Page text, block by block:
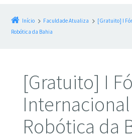
Início Faculdade Atualiza
[Gratuito] I
Robótica da Bahia
[Gratuito] I
Robótica da